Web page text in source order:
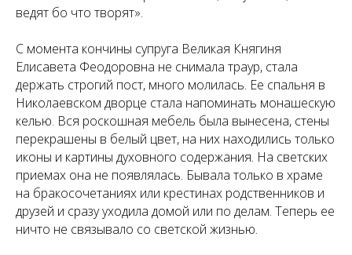
ведят бо что творят».
С момента кончины супруга Великая Княгиня
Елисавета Феодоровна не снимала траур, стала
держать строгий пост, много молилась. Ее спальня в
Николаевском дворце стала напоминать монашескую
келью. Вся роскошная мебель была вынесена, стены
перекрашены в белый цвет, на них находились только
иконы и картины духовного содержания. На светских
приемах она не появлялась. Бывала только в храме
на бракосочетаниях или крестинах родственников и
друзей и сразу уходила домой или по делам. Теперь ее
ничто не связывало со светской жизнью.